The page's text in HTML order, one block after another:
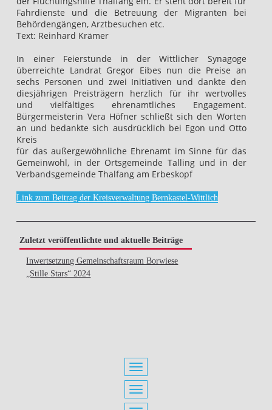
Fahrdienste und die Betreuung der Migranten bei
Behördengängen, Arztbesuchen etc.
Text: Reinhard Krämer
In einer Feierstunde in der Wittlicher Synagoge
überreichte Landrat Gregor Eibes nun die Preise an
sechs Personen und zwei Initiativen und dankte den
diesjährigen Preisträgern herzlich für ihr wertvolles
und vielfältiges ehrenamtliches Engagement.
Bürgermeisterin Vera Höfner schließt sich den Worten
an und bedankte sich ausdrücklich bei Egon und Otto
Kreis
für das außergewöhnliche Ehrenamt im Sinne für das
Gemeinwohl, in der Ortsgemeinde Talling und in der
Verbandsgemeinde Thalfang am Erbeskopf
Link zum Beitrag der Kreisverwaltung Bernkastel-Wittlich
Zuletzt veröffentlichte und aktuelle Beiträge
Inwertsetzung Gemeinschaftsraum Borwiese
„Stille Stars“ 2024